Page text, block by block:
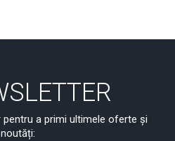
a primi ultimele oferte și
noutăți: